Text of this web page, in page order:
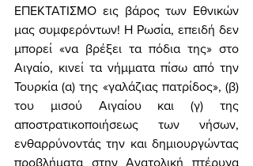
ΕΠΕΚΤΑΤΙΣΜΟ εις βάρος των Εθνικών
μας συμφερόντων! Η Ρωσία, επειδή δεν
μπορεί «να βρέξει τα πόδια της» στο
Αιγαίο, κινεί τα νήμματα πίσω από την
Τουρκία (α) της «γαλάζιας πατρίδος», (β)
του μισού Αιγαίου και (γ) της
αποστρατικοποιήσεως των νήσων,
ενθαρρύνοντάς την και δημιουργώντας
προβλήματα στην Ανατολική πτέρυγα